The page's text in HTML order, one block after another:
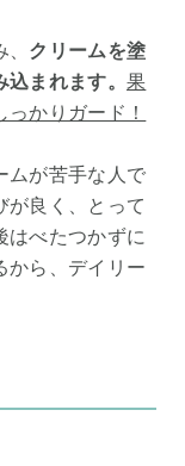
クリームを塗
込まれます。果
かりガード！
ムが苦手な人で
が良く、とって
はべたつかずに
から、デイリー